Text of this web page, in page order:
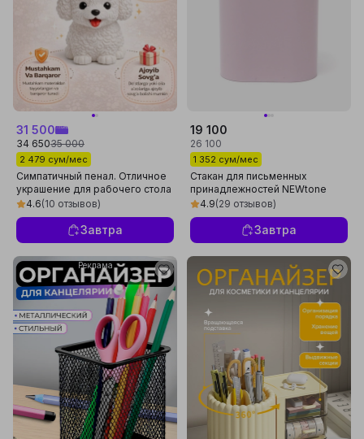
31 500
34 65035 000
2 479 сум/мес
Симпатичный пенал. Отличное
украшение для рабочего стола
и удобное решение для
хранения
4.6(10 отзывов)
Завтра
19 100
26 100
1 352 сум/мес
Стакан для письменных
принадлежностей NEWtone
Pastel ПионSN077235
4.9(29 отзывов)
Завтра
Реклама